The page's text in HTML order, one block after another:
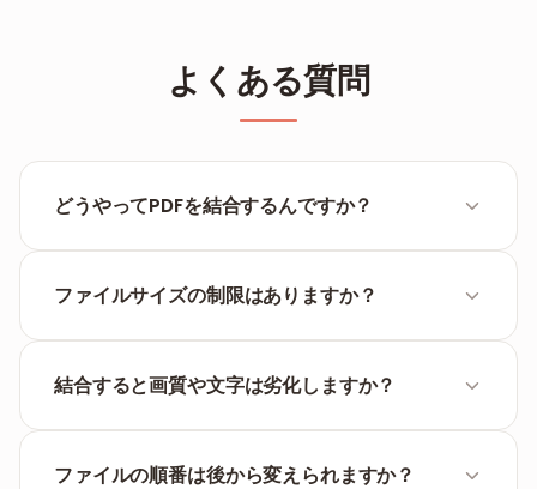
よくある質問
どうやってPDFを結合するんですか？
ら「結合」ボタンを押すだけ。すぐに1つのファイル
ファイルサイズの制限はありますか？
ぎるPDFがある場合は、結合する前にそれぞれ圧縮し
結合すると画質や文字は劣化しますか？
ァイルを繋ぎ合わせるだけなので、テキストも画像も
ファイルの順番は後から変えられますか？